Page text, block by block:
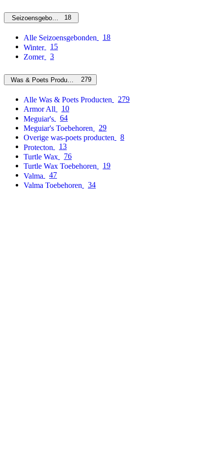
Seizoensgebonden18
Alle Seizoensgebonden
18
Winter
15
Zomer
3
Was & Poets Producten 279
Alle Was & Poets Producten
279
Armor All
10
Meguiar's
64
Meguiar's Toebehoren
29
Overige was-poets producten
8
Protecton
13
Turtle Wax
76
Turtle Wax Toebehoren
19
Valma
47
Valma Toebehoren
34